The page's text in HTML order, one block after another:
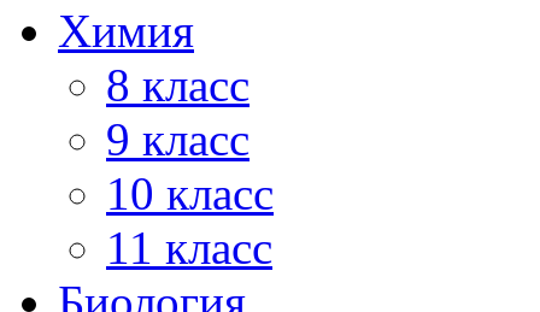
Химия
8 класс
9 класс
10 класс
11 класс